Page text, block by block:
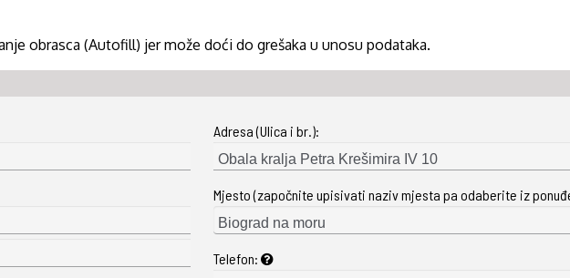
LIČKO-SENJSKA ŽUPANIJA
ŠIBENSKO-KNINSKA ŽUPANIJA
SPLITSKO-DALMATINSKA ŽUPANIJA
DUBROVAČKO-NERETVANSKA ŽUPANIJA
obrasca (Autofill) jer može doći do grešaka u unosu podataka.
Adresa (Ulica i br.):
Mjesto (započnite upisivati naziv mjesta pa odaberite iz
Telefon: